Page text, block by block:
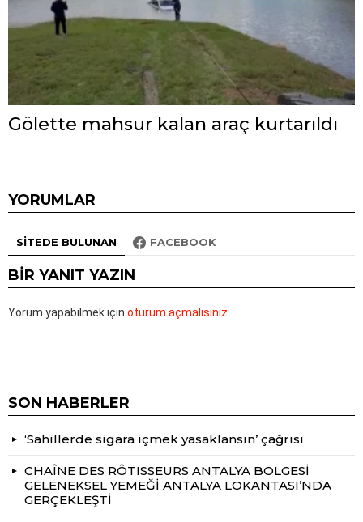
Gölette mahsur kalan araç kurtarıldı
YORUMLAR
SITEDE BULUNAN FACEBOOK
BIR YANIT YAZIN
Yorum yapabilmek için oturum açmalısınız
SON HABERLER
‘Sahillerde sigara içmek yasaklansın’ çağrısı
CHAÎNE DES RÔTISSEURS ANTALYA BÖLGESİ
GELENEKSEL YEMEĞİ ANTALYA LOKANTASI’NDA
GERÇEKLEŞTİ